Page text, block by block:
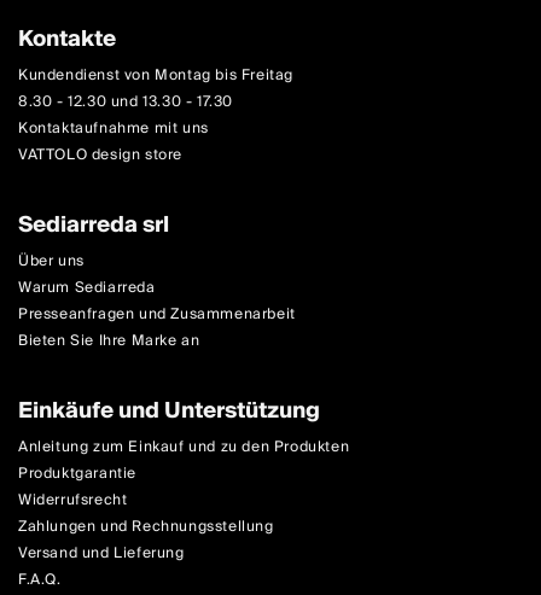
Kontakte
Kundendienst von Montag bis Freitag
8.30 - 12.30 und 13.30 - 17.30
Kontaktaufnahme mit uns
VATTOLO design store
Sediarreda srl
Über uns
Warum Sediarreda
Presseanfragen und Zusammenarbeit
Bieten Sie Ihre Marke an
Einkäufe und Unterstützung
Anleitung zum Einkauf und zu den Produkten
Produktgarantie
Widerrufsrecht
Zahlungen und Rechnungsstellung
Versand und Lieferung
F.A.Q.